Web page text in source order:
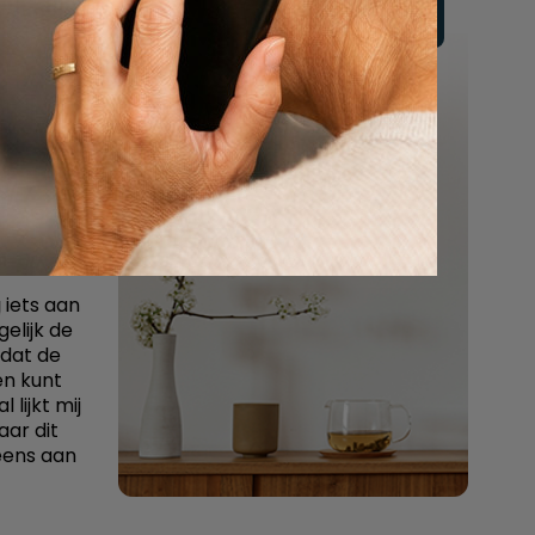
niet
die
weet
in,
aan
de
de
kunt
lijkt mij
dit
aan
Vul hier uw wensen in
Of bel ons:
088 - 848 82 27
24/7 bereikbaar